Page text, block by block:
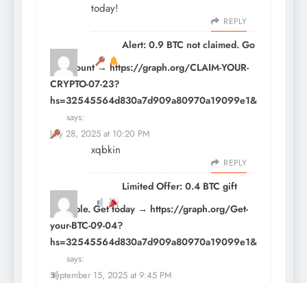
today!
REPLY
Alert: 0.9 BTC not claimed. Go
to account → https://graph.org/CLAIM-YOUR-
CRYPTO-07-23?
hs=32545564d830a7d909a80970a19099e1&
says:
July 28, 2025 at 10:20 PM
xqbkin
REPLY
Limited Offer: 0.4 BTC gift
available. Get today → https://graph.org/Get-
your-BTC-09-04?
hs=32545564d830a7d909a80970a19099e1&
says:
September 15, 2025 at 9:45 PM